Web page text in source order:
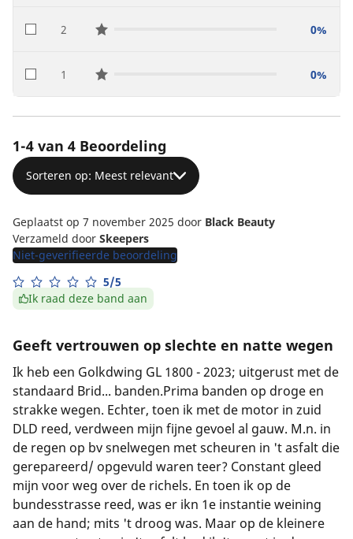
2star reviews 0%
1star reviews 0%
1-4 van 4 Beoordeling
Sorteren op: Meest relevant
Geplaatst op 7 november 2025 door Black Beauty
Verzameld door Skeepers
Niet-geverifieerde beoordeling
5/5
Ik raad deze band aan
Geeft vertrouwen op slechte en natte wegen
Ik heb een Golkdwing GL 1800 - 2023; uitgerust met de
standaard Brid... banden.Prima banden op droge en
strakke wegen. Echter, toen ik met de motor in zuid
DLD reed, verdween mijn fijne gevoel al gauw. M.n. in
de regen op bv snelwegen met scheuren in 't asfalt die
gerepareerd/ opgevuld waren teer? Constant gleed
mijn voor weg over de richels. En toen ik op de
bundesstrasse reed, was er ikn 1e instantie weining
aan de hand; mits 't droog was. Maar op de kleinere